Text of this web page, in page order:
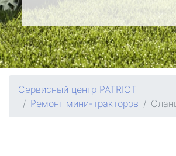
Сервисный центр PATRIOT
Ремонт мини-тракторов